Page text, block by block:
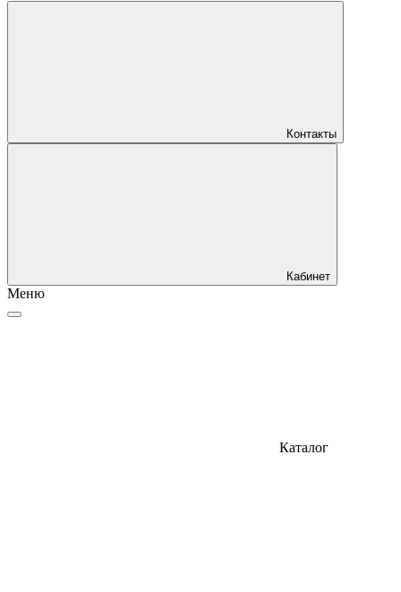
Контакты
Кабинет
Меню
Каталог